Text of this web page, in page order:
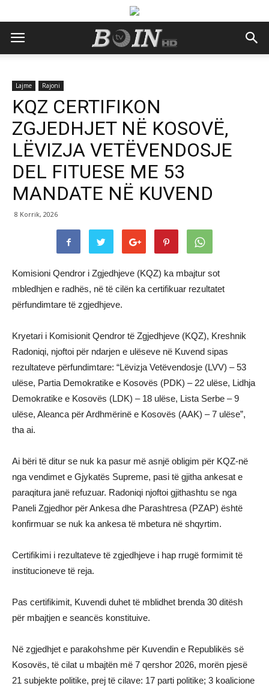
Lajme Rajoni
KQZ CERTIFIKON
ZGJEDHJET NË KOSOVË,
LËVIZJA VETËVENDOSJE
DEL FITUESE ME 53
MANDATE NË KUVEND
8 Korrik, 2026
Komisioni Qendror i Zgjedhjeve (KQZ) ka mbajtur sot
mbledhjen e radhës, në të cilën ka certifikuar rezultatet
përfundimtare të zgjedhjeve.
Kryetari i Komisionit Qendror të Zgjedhjeve (KQZ), Kreshnik
Radoniqi, njoftoi për ndarjen e ulëseve në Kuvend sipas
rezultateve përfundimtare: “Lëvizja Vetëvendosje (LVV) – 53
ulëse, Partia Demokratike e Kosovës (PDK) – 22 ulëse, Lidhja
Demokratike e Kosovës (LDK) – 18 ulëse, Lista Serbe – 9
ulëse, Aleanca për Ardhmërinë e Kosovës (AAK) – 7 ulëse”,
tha ai.
Ai bëri të ditur se nuk ka pasur më asnjë obligim për KQZ-në
nga vendimet e Gjykatës Supreme, pasi të gjitha ankesat e
paraqitura janë refuzuar. Radoniqi njoftoi gjithashtu se nga
Paneli Zgjedhor për Ankesa dhe Parashtresa (PZAP) është
konfirmuar se nuk ka ankesa të mbetura në shqyrtim.
Certifikimi i rezultateve të zgjedhjeve i hap rrugë formimit të
institucioneve të reja.
Pas certifikimit, Kuvendi duhet të mblidhet brenda 30 ditësh
për mbajtjen e seancës konstituive.
Në zgjedhjet e parakohshme për Kuvendin e Republikës së
Kosovës, të cilat u mbajtën më 7 qershor 2026, morën pjesë
21 subjekte politike, prej të cilave: 17 parti politike; 3 koalicione